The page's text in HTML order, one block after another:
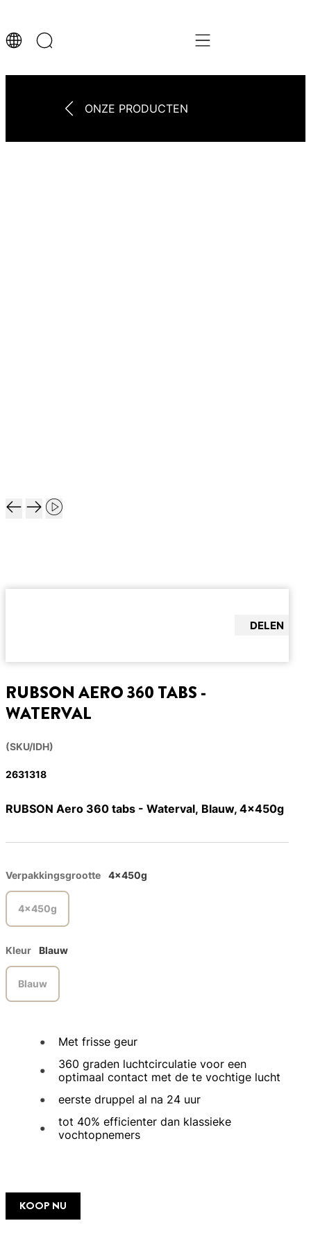
ONZE PRODUCTEN
DELEN
RUBSON AERO 360 TABS -
WATERVAL
(SKU/IDH)
2631318
RUBSON Aero 360 tabs - Waterval, Blauw, 4x450g
Verpakkingsgrootte 4x450g
4x450g
Kleur Blauw
Blauw
Met frisse geur
360 graden luchtcirculatie voor een
optimaal contact met de te vochtige lucht
eerste druppel al na 24 uur
tot 40% efficienter dan klassieke
vochtopnemers
KOOP NU